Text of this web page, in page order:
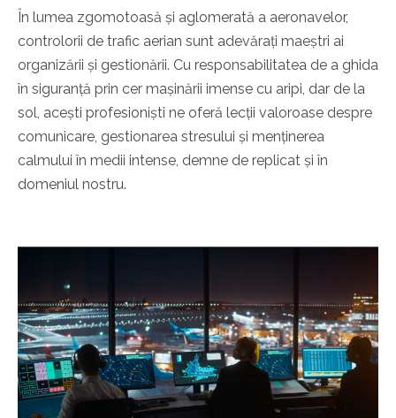
În lumea zgomotoasă și aglomerată a aeronavelor,
controlorii de trafic aerian sunt adevărați maeștri ai
organizării și gestionării. Cu responsabilitatea de a ghida
în siguranță prin cer mașinării imense cu aripi, dar de la
sol, acești profesioniști ne oferă lecții valoroase despre
comunicare, gestionarea stresului și menținerea
calmului în medii intense, demne de replicat și în
domeniul nostru.